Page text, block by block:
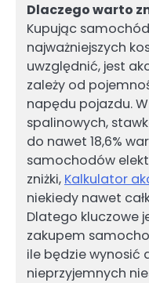
Dlaczego warto
Kupując
najważniejszych
uwzględnić, jest
zależy od
napędu pojazdu.
spalinowych,
do nawet 18,6%
samochodów
zniżki, Kalkulator
niekiedy nawet
Dlatego kluczowe
zakupem
ile będzie wynosić
nieprzyjemnych